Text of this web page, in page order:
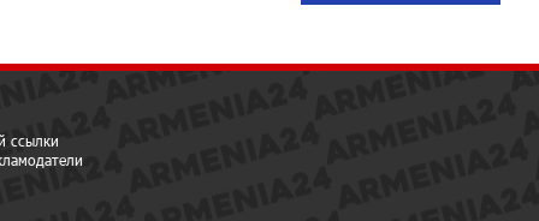
установлена солнечная станция
ссылки